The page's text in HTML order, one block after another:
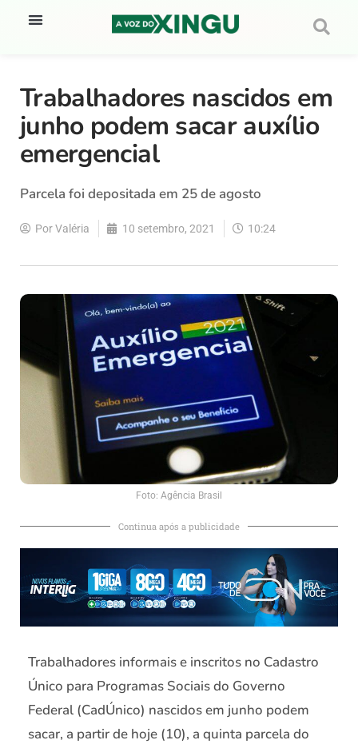
Trabalhadores nascidos em
junho podem sacar auxílio
emergencial
Parcela foi depositada em 25 de agosto
PorValéria 10 setembro, 2021 10:24
Foto: Agência Brasil
Continua após a publicidade
Trabalhadores informais e inscritos no Cadastro
Único para Programas Sociais do Governo
Federal (CadÚnico) nascidos em junho podem
sacar, a partir de hoje (10), a quinta parcela do